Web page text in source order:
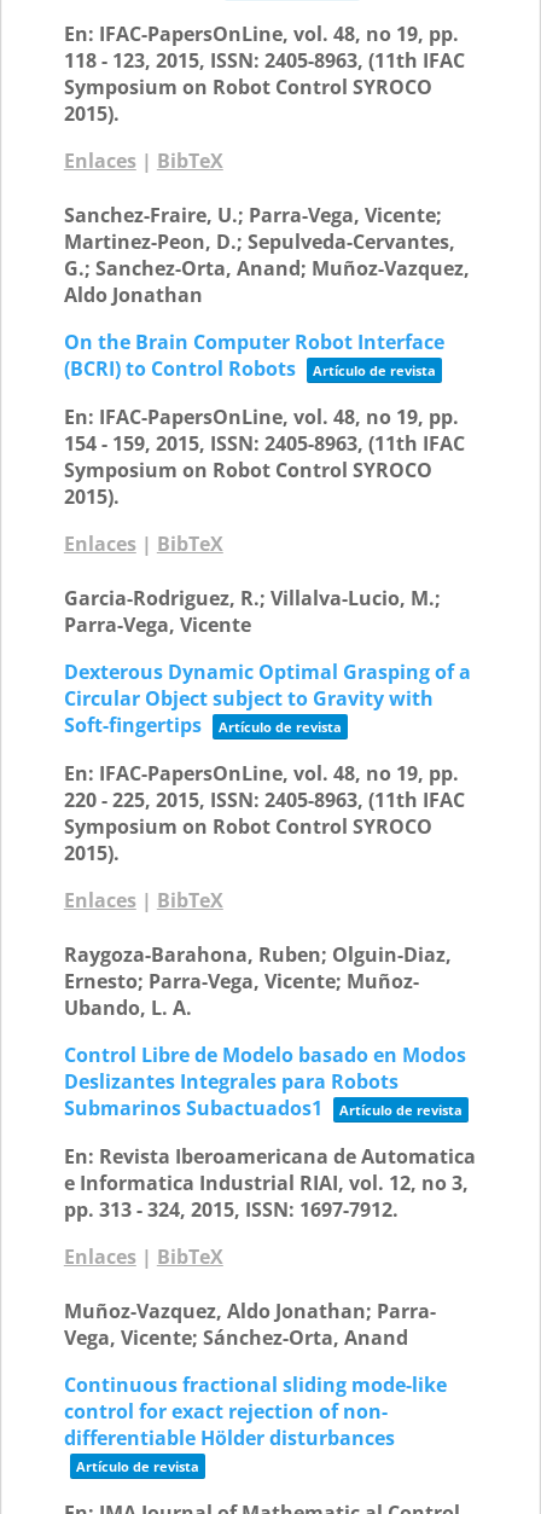
En: IFAC-PapersOnLine, vol. 48, no 19, pp.
118 - 123, 2015, ISSN: 2405-8963, (11th IFAC
Symposium on Robot Control SYROCO
2015).
Enlaces| BibTeX
Sanchez-Fraire, U.; Parra-Vega, Vicente;
Martinez-Peon, D.; Sepulveda-Cervantes,
G.; Sanchez-Orta, Anand; Muñoz-Vazquez,
Aldo Jonathan
On the Brain Computer Robot Interface
(BCRI) to Control Robots
Artículo de revista
En: IFAC-PapersOnLine, vol. 48, no 19, pp.
154 - 159, 2015, ISSN: 2405-8963, (11th IFAC
Symposium on Robot Control SYROCO
2015).
Enlaces| BibTeX
Garci­a-Rodri­guez, R.; Villalva-Lucio, M.;
Parra-Vega, Vicente
Dexterous Dynamic Optimal Grasping of a
Circular Object subject to Gravity with
Soft-fingertips
Artículo de revista
En: IFAC-PapersOnLine, vol. 48, no 19, pp.
220 - 225, 2015, ISSN: 2405-8963, (11th IFAC
Symposium on Robot Control SYROCO
2015).
Enlaces| BibTeX
Raygoza-Barahona, Ruben; Olguin-Diaz,
Ernesto; Parra-Vega, Vicente; Muñoz-
Ubando, L. A.
Control Libre de Modelo basado en Modos
Deslizantes Integrales para Robots
Submarinos Subactuados1
Artículo de revista
En: Revista Iberoamericana de Automatica
e Informatica Industrial RIAI, vol. 12, no 3,
pp. 313 - 324, 2015, ISSN: 1697-7912.
Enlaces| BibTeX
Muñoz-Vazquez, Aldo Jonathan; Parra-
Vega, Vicente; Sánchez-Orta, Anand
Continuous fractional sliding mode-like
control for exact rejection of non-
differentiable Hölder disturbances
Artículo de revista